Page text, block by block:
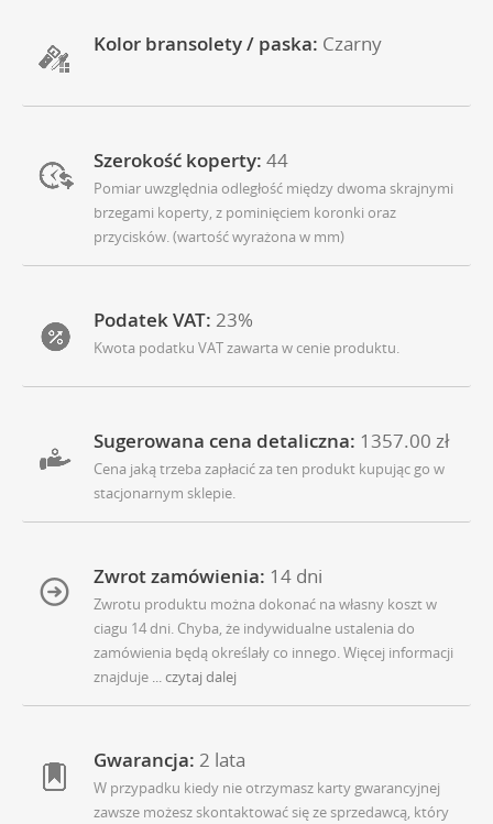
Kolor bransolety / paska: Czarny
Szerokość koperty: 44
Pomiar uwzględnia odległość między dwoma skrajnymi
brzegami koperty, z pominięciem koronki oraz
przycisków. (wartość wyrażona w mm)
Podatek VAT: 23%
Kwota podatku VAT zawarta w cenie produktu.
Sugerowana cena detaliczna: 1357.00 zł
Cena jaką trzeba zapłacić za ten produkt kupując go w
stacjonarnym sklepie.
Zwrot zamówienia: 14 dni
Zwrotu produktu można dokonać na własny koszt w
ciagu 14 dni. Chyba, że indywidualne ustalenia do
zamówienia będą określały co innego. Więcej informacji
znajduje ... czytaj dalej
Gwarancja: 2 lata
W przypadku kiedy nie otrzymasz karty gwarancyjnej
zawsze możesz skontaktować się ze sprzedawcą, który